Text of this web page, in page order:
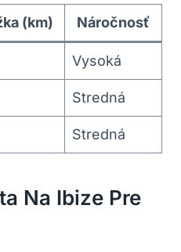
(km) Náročnosť
Vysoká
Stredná
Stredná
Na Ibize Pre